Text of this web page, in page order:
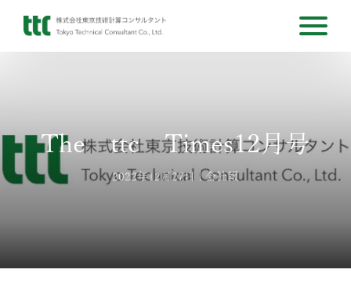
The ttc Times12月号
2022年12月27日 会社報